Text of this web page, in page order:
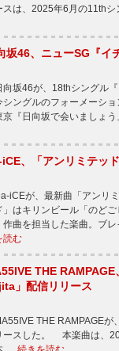
スは、2025年6月の11th
坂46、ニューSG『イ
坂46が、18thシングル『
ングルのフォーメーショ
京『日向坂で会いましょ
iCE、「アンリミテッ
iCEが、最新曲「アンリ
」はキリンビール「のど
作曲を担当した楽曲。ブ
読む
THE
」配信リリース
THE RAMPAGEが
ースした。 本楽曲は、